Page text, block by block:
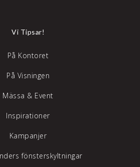
Vi Tipsar!
På Kontoret
På Visningen
Mässa & Event
Inspirationer
Kampanjer
fönsterskyltningar